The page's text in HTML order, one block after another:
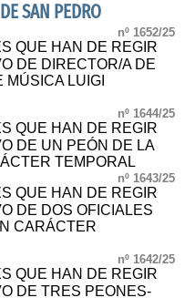
SAN PEDRO
nº 1652/25
QUE HAN DE REGIR
DE DIRECTOR/A DE
MÚSICA LUIGI
nº 1644/25
QUE HAN DE REGIR
DE UN PEÓN DE LA
TEMPORAL
nº 1643/25
QUE HAN DE REGIR
DE DOS OFICIALES
CARÁCTER
nº 1642/25
QUE HAN DE REGIR
DE TRES PEONES-